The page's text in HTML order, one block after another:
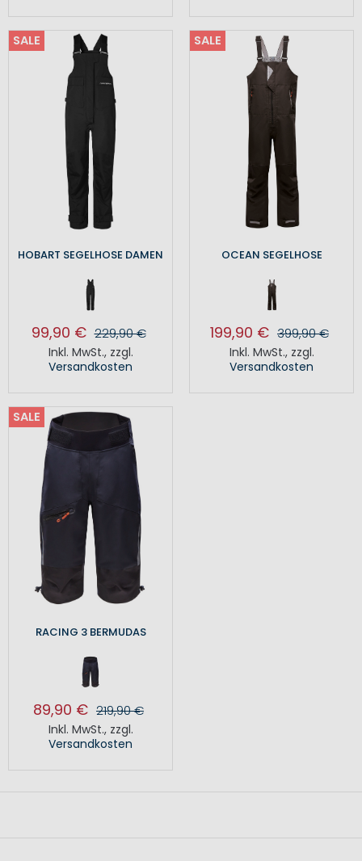
SALE
HOBART SEGELHOSE DAMEN
99,90 € 229,90 €
Inkl. MwSt., zzgl.
Versandkosten
SALE
OCEAN SEGELHOSE
199,90 € 399,90 €
Inkl. MwSt., zzgl.
Versandkosten
SALE
RACING 3 BERMUDAS
89,90 € 219,90 €
Inkl. MwSt., zzgl.
Versandkosten